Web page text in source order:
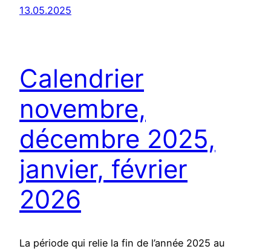
13.05.2025
Calendrier
novembre,
décembre 2025,
janvier, février
2026
La période qui relie la fin de l’année 2025 au